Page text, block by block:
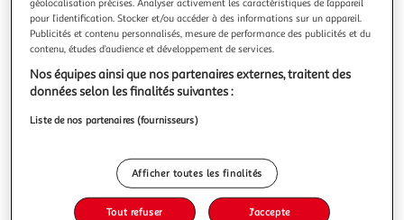
un mot. Jusqu'au jour où sa grand-mère lui tend un carré
de chocolat blanc. Lorsqu'elle le croque, un miracle se
produit... Une plongée
Vous voulez connaître le prix de ce produit ?
Afficher le prix
Caractéristiques
géolocalisation précises. Analyser activement les caractéristiques de l’appareil
pour l’identification. Stocker et/ou accéder à des informations sur un appareil.
Publicités et contenu personnalisés, mesure de performance des publicités et du
contenu, études d’audience et développement de services.
Nos équipes ainsi que nos partenaires externes, traitent des
données selon les finalités suivantes :
Liste de nos partenaires (fournisseurs)
Afficher toutes les finalités
Tout refuser J'accepte